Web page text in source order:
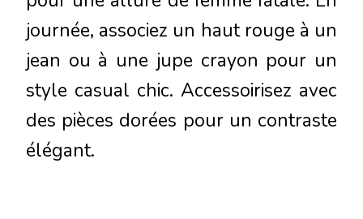
journée, associez un haut rouge à un
jean ou à une jupe crayon pour un
style casual chic. Accessoirisez avec
des pièces dorées pour un contraste
élégant.